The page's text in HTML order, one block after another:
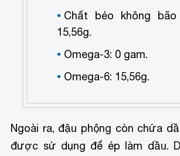
Chất béo không
15,56g.
Omega-3: 0 gam.
Omega-6: 15,56g.
Ngoài ra, đậu phộng còn chứa
được sử dụng để ép làm dầu.